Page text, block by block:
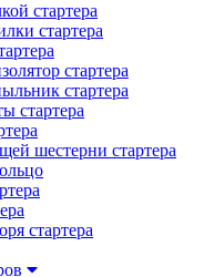
стартера
стартера
стартера
стартера
стартера
шестерни стартера
стартера